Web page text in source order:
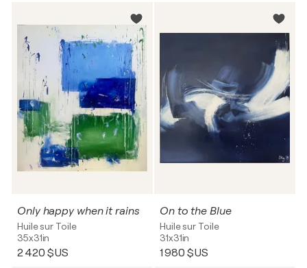
Only happy when it rains
Huile sur Toile
35x31in
2 420 $US
On to the Blue
Huile sur Toile
31x31in
1 980 $US